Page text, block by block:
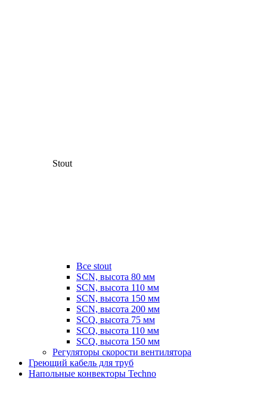
Stout
Все stout
SCN, высота 80 мм
SCN, высота 110 мм
SCN, высота 150 мм
SCN, высота 200 мм
SCQ, высота 75 мм
SCQ, высота 110 мм
SCQ, высота 150 мм
Регуляторы скорости вентилятора
Греющий кабель для труб
Напольные конвекторы Techno